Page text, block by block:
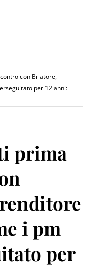
con Briatore,
per 12 anni:
prima
i pm
per